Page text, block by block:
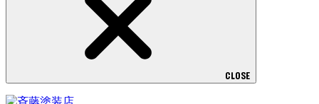
CLOSE